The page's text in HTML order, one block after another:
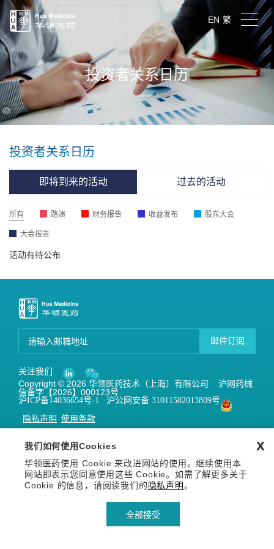
EN 繁
投资者关系日历
投资者关系日历
即将到来的活动 过去的活动
所有 路演 财务报告 收益发布 股东大会
大会报告
活动有待公布
邮件订阅
关注我们
Copyright © 2026 华领医药技术（上海）有限公司 沪网药械
信备字【2026】000123号
沪ICP备14036654号-1
沪公网安备 31011502013809号
隐私声明 使用条款
我们如何使用Cookies
华领医药使用 Cookie 来改进网站的使用。继续使用本
网站即表示您同意使用这些 Cookie。如需了解更多关于
Cookie 的信息，请阅读我们的 隐私声明。
全部接受
x